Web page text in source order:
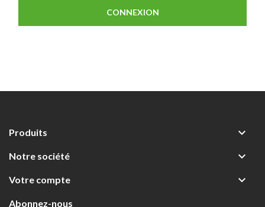
CONNEXION
Produits 
Notre société 
Votre compte 
Abonnez-nous